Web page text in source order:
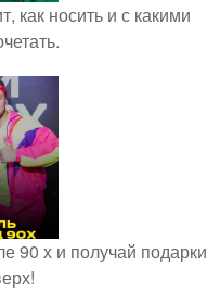
как носить и с какими
90 х и получай подарки